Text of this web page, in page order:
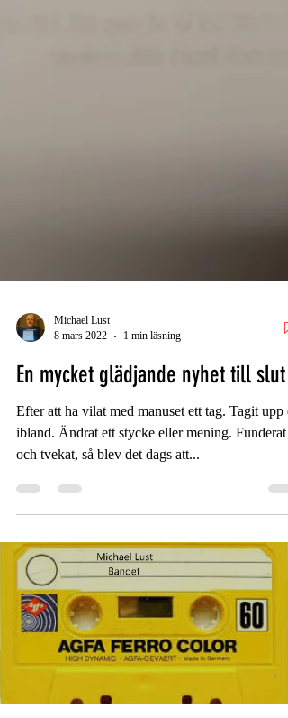
Michael Lust
En mycket glädjande nyhet till slut
ibland. Ändrat ett stycke eller mening. Funderat
och tvekat, så blev det dags att...